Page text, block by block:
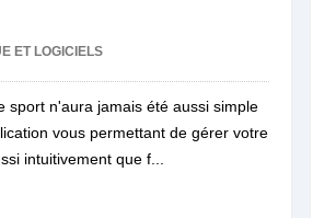
ET LOGICIELS
sport n'aura jamais été aussi simple
vous permettant de gérer votre
intuitivement que f...